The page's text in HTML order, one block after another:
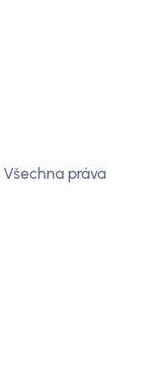
Všechna práva